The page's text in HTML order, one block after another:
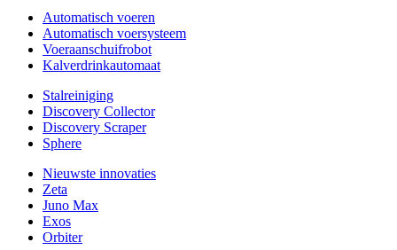
Automatisch voeren
Automatisch voersysteem
Voeraanschuifrobot
Kalverdrinkautomaat
Stalreiniging
Discovery Collector
Discovery Scraper
Sphere
Nieuwste innovaties
Zeta
Juno Max
Exos
Orbiter